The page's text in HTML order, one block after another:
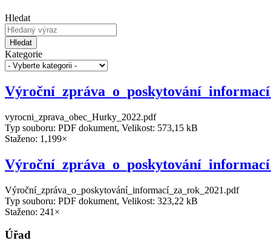
Hledat
Hledat
Kategorie
vyrocni_zprava_obec_Hurky_2022.pdf
Typ souboru: PDF dokument, Velikost: 573,15 kB
Staženo: 1,199×
Výroční_zpráva_o_poskytování_informací_za_rok_2021.pdf
Typ souboru: PDF dokument, Velikost: 323,22 kB
Staženo: 241×
Úřad